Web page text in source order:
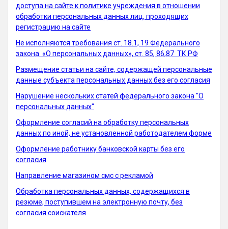
доступа на сайте к политике учреждения в отношении
обработки персональных данных лиц, проходящих
регистрацию на сайте
Не исполняются требования ст. 18.1, 19 Федерального
закона «О персональных данных», ст. 85, 86,87 ТК РФ
Размещение статьи на сайте, содержащей персональные
данные субъекта персональных данных без его согласия
Нарушение нескольких статей федерального закона "О
персональных данных"
Оформление согласий на обработку персональных
данных по иной, не установленной работодателем форме
Оформление работнику банковской карты без его
согласия
Направление магазином смс с рекламой
Обработка персональных данных, содержащихся в
резюме, поступившем на электронную почту, без
согласия соискателя